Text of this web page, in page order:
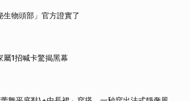
物頭部」官方證實了
1招喊卡驚揭黑幕